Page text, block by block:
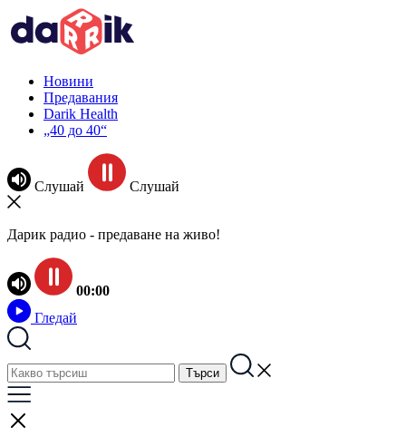
Новини
Предавания
Darik Health
„40 до 40“
Слушай Слушай
Дарик радио - предаване на живо!
00:00
Гледай